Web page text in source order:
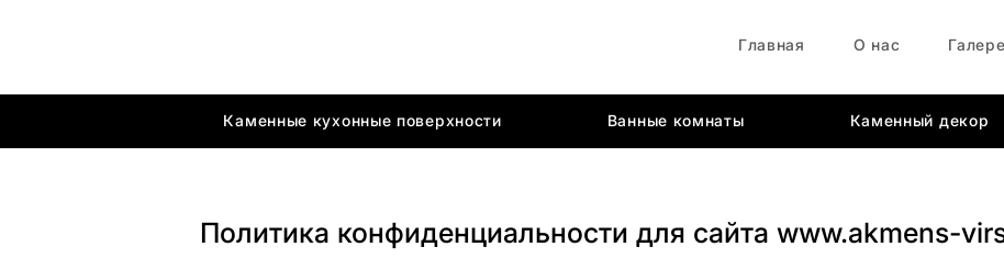
Главная О нас
Каменные кухонные поверхности Ванные комнаты Каменный декор
Политика конфиденциальности для сайта www.akmens-